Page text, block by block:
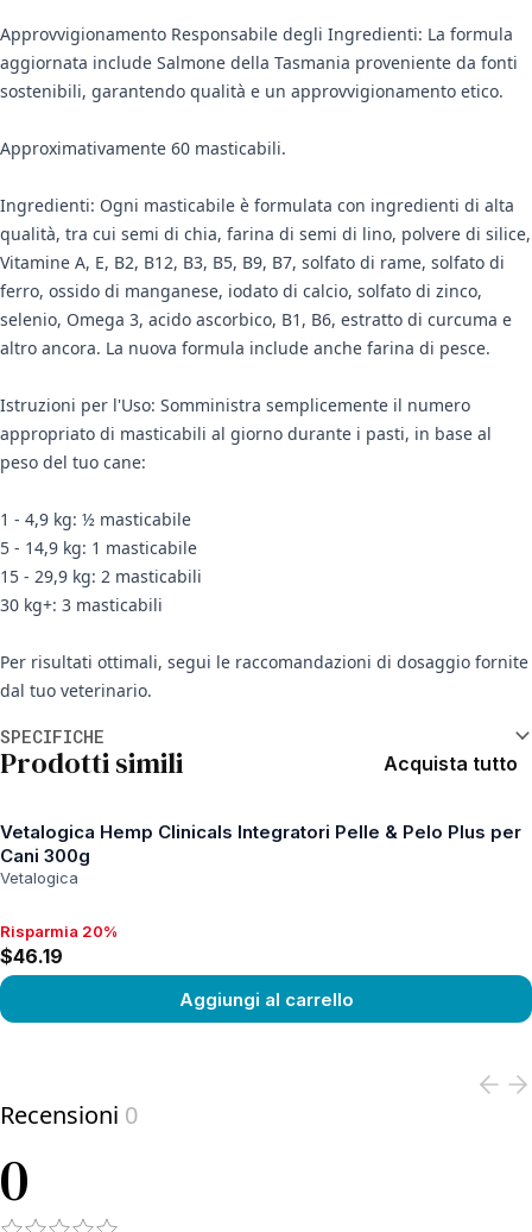
Approvvigionamento Responsabile degli Ingredienti: La formula
aggiornata include Salmone della Tasmania proveniente da fonti
sostenibili, garantendo qualità e un approvvigionamento etico.
Approximativamente 60 masticabili.
Ingredienti: Ogni masticabile è formulata con ingredienti di alta
qualità, tra cui semi di chia, farina di semi di lino, polvere di silice,
Vitamine A, E, B2, B12, B3, B5, B9, B7, solfato di rame, solfato di
ferro, ossido di manganese, iodato di calcio, solfato di zinco,
selenio, Omega 3, acido ascorbico, B1, B6, estratto di curcuma e
altro ancora. La nuova formula include anche farina di pesce.
Istruzioni per l'Uso: Somministra semplicemente il numero
appropriato di masticabili al giorno durante i pasti, in base al
peso del tuo cane:
1 - 4,9 kg: ½ masticabile
5 - 14,9 kg: 1 masticabile
15 - 29,9 kg: 2 masticabili
30 kg+: 3 masticabili
Per risultati ottimali, segui le raccomandazioni di dosaggio fornite
dal tuo veterinario.
SPECIFICHE
Prodotti simili Acquista tutto
Vetalogica Hemp Clinicals Integratori Pelle & Pelo Plus per
Cani 300g
Vetalogica
Risparmia 20%, $46.19
Risparmia 20%
$46.19
Aggiungi al carrello
Recensioni 0
0